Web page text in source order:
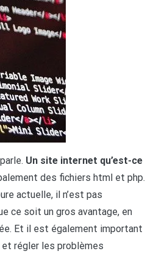
Un site internet qu’est-ce
des fichiers html et php.
actuelle, il n’est pas
ce soit un gros avantage, en
Et il est également important
régler les problèmes